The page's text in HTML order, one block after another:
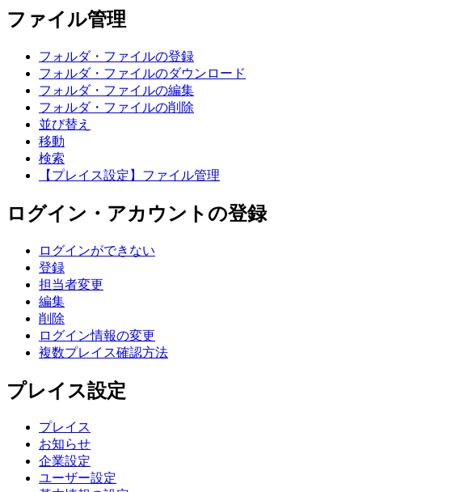
ファイル管理
フォルダ・ファイルの登録
フォルダ・ファイルのダウンロード
フォルダ・ファイルの編集
フォルダ・ファイルの削除
並び替え
移動
検索
【プレイス設定】ファイル管理
ログイン・アカウントの登録
ログインができない
登録
担当者変更
編集
削除
ログイン情報の変更
複数プレイス確認方法
プレイス設定
プレイス
お知らせ
企業設定
ユーザー設定